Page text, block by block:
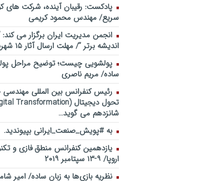
پادکست: رقیبان آینده، شرکت های
سریع/ مهندس محمود کریمی
انجمن مدیریت ایران برگزار می
اندیشه برتر “/ مهلت ارسال آثار ۱۵ شهریور ۹۸
پولشویی چیست؛ توضیح مراحل
ساده/ مریم ناصری
رئیس کنفرانس بین المللی مهندسی
شانزدهم می گوید…
به #پویش_صنعت_ایرانی بپیوندید.
یازدهمین کنفرانس منطق فازی و
اروپا/ ۹-۱۳ سپتامبر ۲۰۱۹
نظریه بازی‌ها به زبان ساده/ امیر